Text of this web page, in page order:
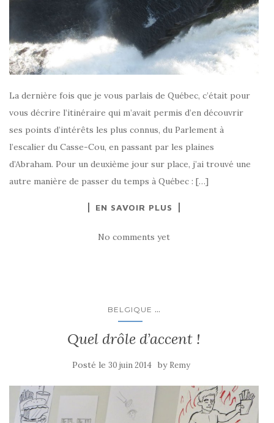
La dernière fois que je vous parlais de Québec, c’était pour
vous décrire l’itinéraire qui m’avait permis d’en découvrir
ses points d’intérêts les plus connus, du Parlement à
l’escalier du Casse-Cou, en passant par les plaines
d’Abraham. Pour un deuxième jour sur place, j’ai trouvé une
autre manière de passer du temps à Québec : […]
EN SAVOIR PLUS
No comments yet
BELGIQUE ...
Quel drôle d’accent !
Posté le 30 juin 2014 by Remy